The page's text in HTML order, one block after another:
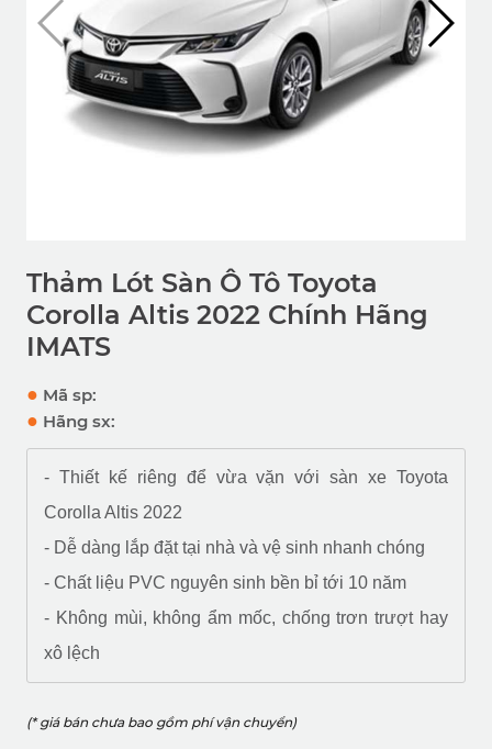
Thảm Lót Sàn Ô Tô Toyota
Corolla Altis 2022 Chính Hãng
IMATS
● Mã sp:
● Hãng sx:
- Thiết kế riêng để vừa vặn với sàn xe Toyota
Corolla Altis 2022
- Dễ dàng lắp đặt tại nhà và vệ sinh nhanh chóng
- Chất liệu PVC nguyên sinh bền bỉ tới 10 năm
- Không mùi, không ẩm mốc, chống trơn trượt hay
xô lệch
(* giá bán chưa bao gồm phí vận chuyển)